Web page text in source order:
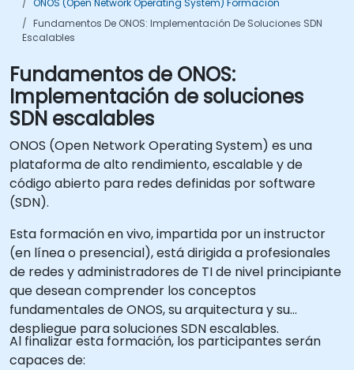
ONOS (Open Network Operating System) Formación
Fundamentos De ONOS: Implementación De Soluciones SDN
Escalables
Fundamentos de ONOS:
Implementación de soluciones
SDN escalables
ONOS (Open Network Operating System) es una
plataforma de alto rendimiento, escalable y de
código abierto para redes definidas por software
(SDN).
Esta formación en vivo, impartida por un instructor
(en línea o presencial), está dirigida a profesionales
de redes y administradores de TI de nivel principiante
que desean comprender los conceptos
fundamentales de ONOS, su arquitectura y su
despliegue para soluciones SDN escalables.
Al finalizar esta formación, los participantes serán
capaces de: